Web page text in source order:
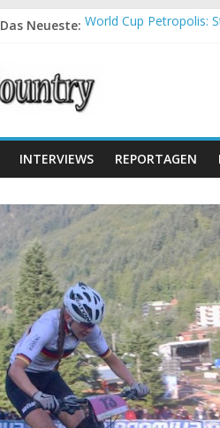
Das Neueste: World Cup Petropolis:
Halbzeit beim
Chelva: Schweizer
INTERVIEWS REPORTAGEN